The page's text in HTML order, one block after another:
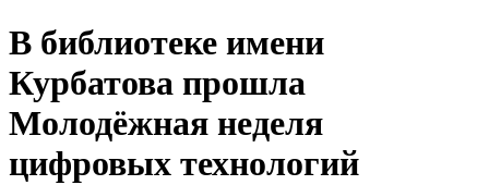
В библиотеке имени
Курбатова прошла
Молодёжная неделя
цифровых технологий